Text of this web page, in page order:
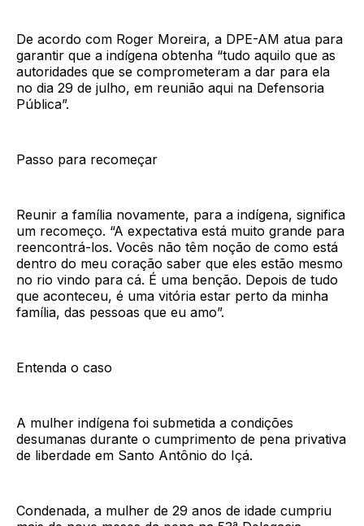
De acordo com Roger Moreira, a DPE-AM atua para
garantir que a indígena obtenha “tudo aquilo que as
autoridades que se comprometeram a dar para ela
no dia 29 de julho, em reunião aqui na Defensoria
Pública”.
Passo para recomeçar
Reunir a família novamente, para a indígena, significa
um recomeço. “A expectativa está muito grande para
reencontrá-los. Vocês não têm noção de como está
dentro do meu coração saber que eles estão mesmo
no rio vindo para cá. É uma benção. Depois de tudo
que aconteceu, é uma vitória estar perto da minha
família, das pessoas que eu amo”.
Entenda o caso
A mulher indígena foi submetida a condições
desumanas durante o cumprimento de pena privativa
de liberdade em Santo Antônio do Içá.
Condenada, a mulher de 29 anos de idade cumpriu